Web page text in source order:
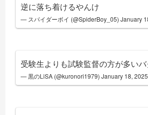
逆に落ち着けるやんけ
— スパイダーボイ (@SpiderBoy_05)January
受験生よりも試験監督の方が多い
— 黒のLiSA (@kuronori1979)January 18, 2025